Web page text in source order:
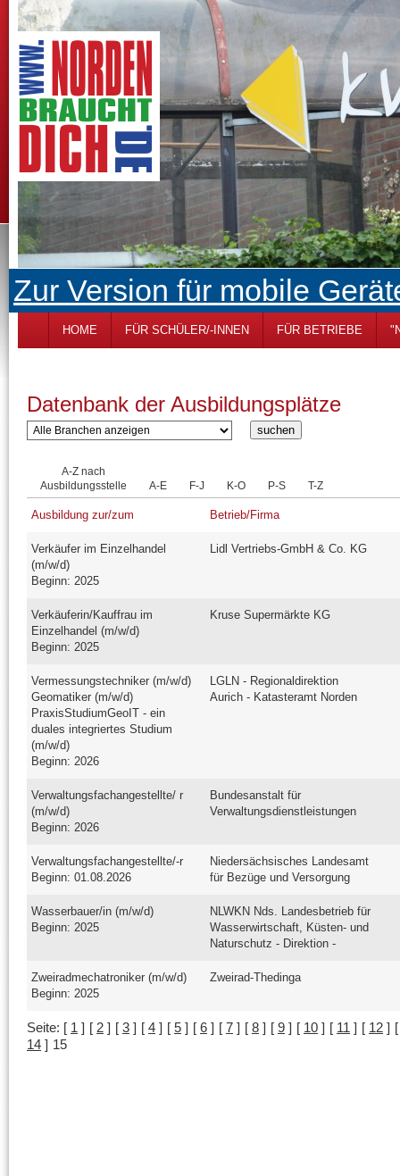
Zur Version für mobile
HOME FÜR SCHÜLER/-INNEN FÜR BETRIEBE
Datenbank der Ausbildungsplätze
A-Z nach
Ausbildungsstelle
A-E F-J K-O P-S T-Z
Ausbildung zur/zum Betrieb/Firma
Verkäufer im Einzelhandel
(m/w/d)
Beginn: 2025
Lidl Vertriebs-GmbH & Co. KG
Verkäuferin/Kauffrau im
Einzelhandel (m/w/d)
Beginn: 2025
Kruse Supermärkte KG
Vermessungstechniker (m/w/d)
Geomatiker (m/w/d)
PraxisStudiumGeoIT - ein
duales integriertes Studium
(m/w/d)
Beginn: 2026
LGLN - Regionaldirektion
Aurich - Katasteramt Norden
Verwaltungsfachangestellte/ r
(m/w/d)
Beginn: 2026
Bundesanstalt für
Verwaltungsdienstleistungen
Verwaltungsfachangestellte/-r
Beginn: 01.08.2026
Niedersächsisches Landesamt
für Bezüge und Versorgung
Wasserbauer/in (m/w/d)
Beginn: 2025
NLWKN Nds. Landesbetrieb für
Wasserwirtschaft, Küsten- und
Naturschutz - Direktion -
Zweiradmechatroniker (m/w/d)
Beginn: 2025
Zweirad-Thedinga
Seite: [ 1 ] [ 2 ] [ 3 ] [ 4 ] [ 5 ] [ 6 ] [ 7 ] [ 8 ] [ 9 ] [ 10 ] [ 11 ] [ 12 ]
14 ] 15